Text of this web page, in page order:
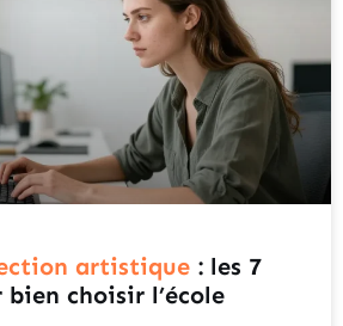
artistique : les 7
choisir l’école